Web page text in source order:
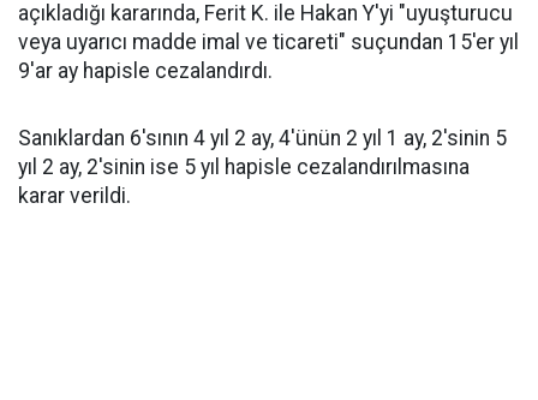
açıkladığı kararında, Ferit K. ile Hakan Y'yi "uyuşturucu
veya uyarıcı madde imal ve ticareti" suçundan 15'er yıl
9'ar ay hapisle cezalandırdı.
Sanıklardan 6'sının 4 yıl 2 ay, 4'ünün 2 yıl 1 ay, 2'sinin 5
yıl 2 ay, 2'sinin ise 5 yıl hapisle cezalandırılmasına
karar verildi.